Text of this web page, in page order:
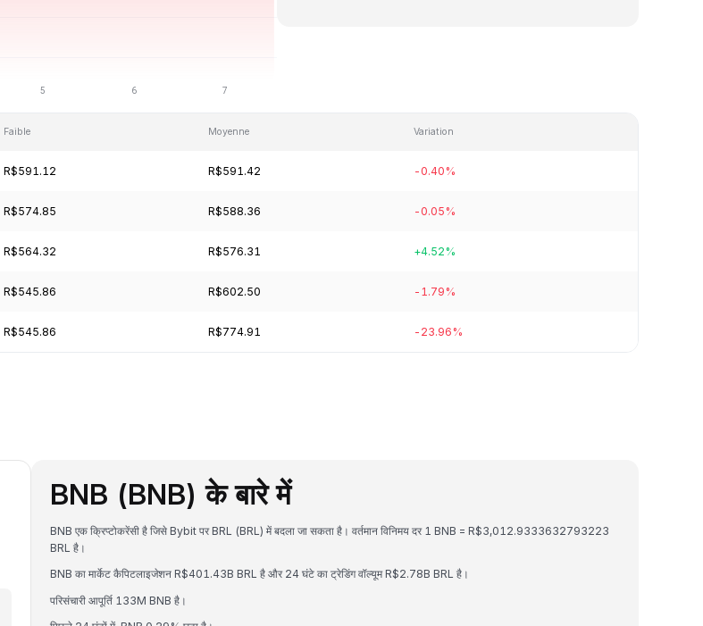
Faible Moyenne Variation
R$591.12 R$591.42 -0.40%
R$574.85 R$588.36 -0.05%
R$564.32 R$576.31 +4.52%
R$545.86 R$602.50 -1.79%
R$545.86 R$774.91 -23.96%
BNB (BNB) के बारे में
BNB एक क्रिप्टोकरेंसी है जिसे Bybit पर BRL (BRL) में बदला जा सकता है। वर्तमान विनिमय दर 1 BNB = R$3,012.9333632793223
BRL है।
BNB का मार्केट कैपिटलाइजेशन R$401.43B BRL है और 24 घंटे का ट्रेडिंग वॉल्यूम R$2.78B BRL है।
परिसंचारी आपूर्ति 133M BNB है।